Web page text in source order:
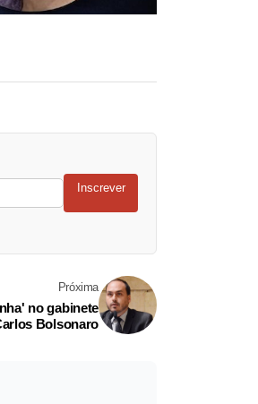
Inscrever
Próxima
no gabinete
Bolsonaro